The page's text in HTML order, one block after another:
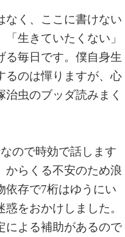
く、ここに書けない
生きていたくない」
る毎日です。僕自身生
るのは憚りますが、心
虫のブッダ読みまく
ので時効で話します
からくる不安のため浪
依存で7桁はゆうにい
をおかけしました。
による補助があるので